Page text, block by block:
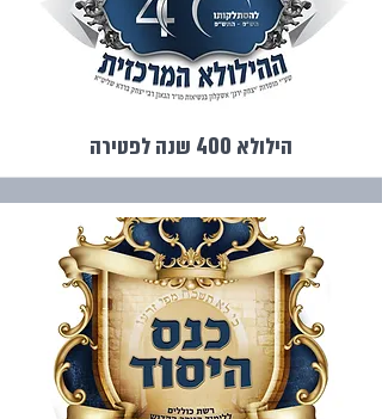
הילולא 400 שנה לפטירה